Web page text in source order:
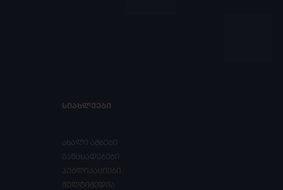
ᲡᲘᲐᲮᲚᲔᲔᲑᲘ
ახალი ამბები
განცხადებები
პუბლიკაციები
მულტიმედია